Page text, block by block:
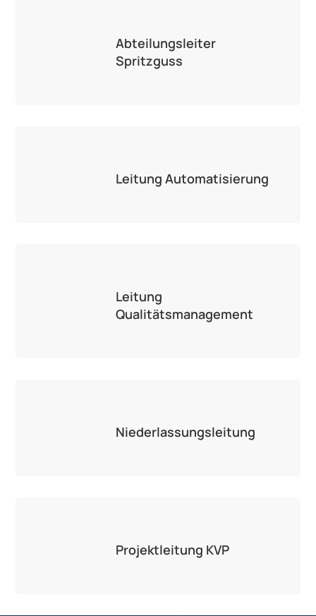
Abteilungsleiter
Spritzguss
Leitung Automatisierung
Leitung
Qualitätsmanagement
Niederlassungsleitung
Projektleitung KVP